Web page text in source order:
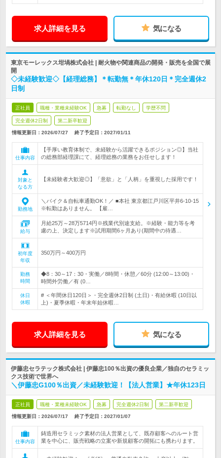
求人詳細を見る 気になる
東京モーレックス坩堝株式会社 | 耐火物や関連商品の開発・販売を全国で展
開
◇未経験歓迎◇【経理総務】＊転勤無＊年休120日＊完全週休2
日制
正社員 職種・業種未経験OK 急募 転勤なし 学歴不問
完全週休2日制 第二新卒歓迎
情報更新日：2026/07/27 終了予定日： 2027/01/11
仕事内容
【手厚い教育体制で、未経験から活躍できるポジション◎】当社
の総務部経理課にて、経理総務の業務をお任せします！
対象と
なる方
【未経験者大歓迎◎】「意欲」と「人柄」を重視した採用です！
勤務地
＼バイク＆自転車通勤OK！／ ■本社 東京都江戸川区平井6-10-15
※転勤はありません。 【雇…
給与
月給25万～28万5714円※残業代別途支給。※経験・能力等を考
慮の上、決定します※試用期間6ヶ月あり(期間中の待遇…
初年度
年収
350万円～400万円
勤務
時間
◆8：30～17：30・実働／8時間・休憩／60分 (12:00～13:00)・
時間外労働／有 (0…
休日
休暇
# ＜年間休日120日＞・完全週休2日制 (土日)・有給休暇 (10日以
上)・夏季休暇・年末年始休暇…
求人詳細を見る 気になる
伊藤忠セラテック株式会社 | 伊藤忠100％出資の優良企業／独自のセラミッ
クス技術で世界へ
＼伊藤忠G100％出資／未経験歓迎！【法人営業】★年休123日
正社員 職種・業種未経験OK 急募 完全週休2日制 第二新卒歓迎
情報更新日：2026/07/17 終了予定日： 2027/01/07
仕事内容
鋳造用セラミック素材の法人営業として、既存顧客へのルート営
業を中心に、販売戦略の立案や新規顧客の開拓にも携わります。